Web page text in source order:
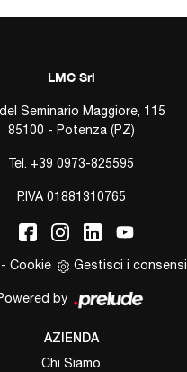
LMC Srl
Seminario Maggiore, 115
85100 - Potenza (PZ)
Tel. +39 0973-825595
P.IVA 01881310765
- Cookie Gestisci i consensi
by
AZIENDA
Chi Siamo